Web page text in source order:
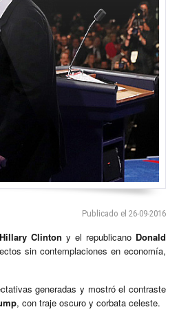
Publicado el 26-09-2016
Hillary Clinton y el republicano Donald
sin contemplaciones en economía,
generadas y mostró el contraste
, con traje oscuro y corbata celeste.